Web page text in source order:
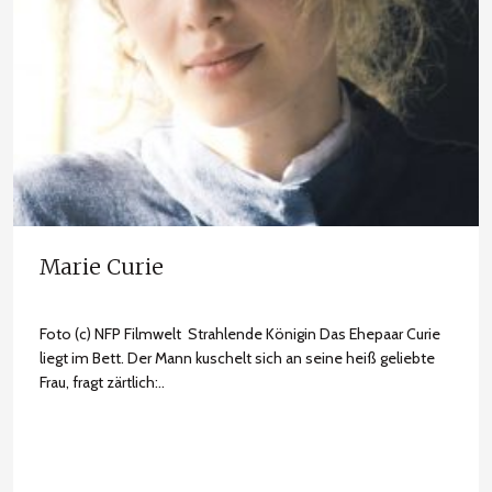
Marie Curie
Foto (c) NFP Filmwelt Strahlende Königin Das Ehepaar Curie
liegt im Bett. Der Mann kuschelt sich an seine heiß geliebte
Frau, fragt zärtlich:..